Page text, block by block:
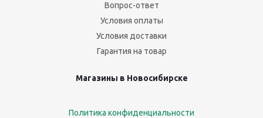
Вопрос-ответ
Условия оплаты
Условия доставки
Гарантия на товар
Магазины в Новосибирске
Политика конфиденциальности